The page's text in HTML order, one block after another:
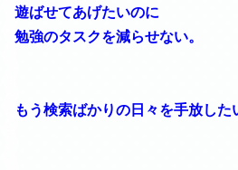
遊ばせてあげたいのに
勉強のタスクを減らせない。
もう検索ばかりの日々を手放した